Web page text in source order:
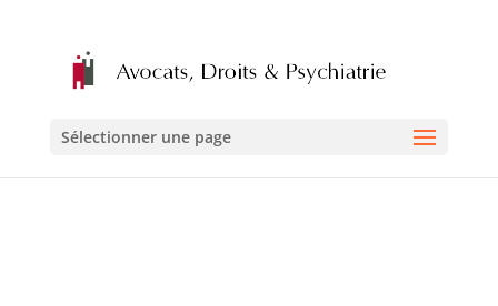
Sélectionner une page